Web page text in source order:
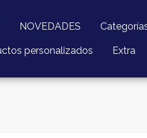
NOVEDADES
personalizados Extra